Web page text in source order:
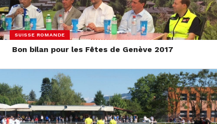
SUISSE ROMANDE
Bon bilan pour les Fêtes de Genève 2017